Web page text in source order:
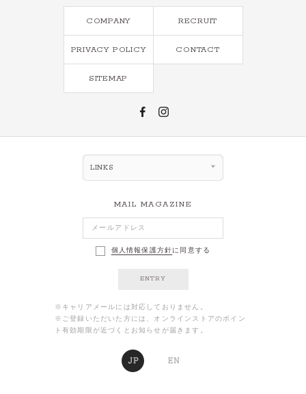
COMPANY RECRUIT
PRIVACY POLICY CONTACT
SITEMAP
LINKS
MAIL MAGAZINE
個人情報保護方針に同意する
ENTRY
※キャリアメールには対応しておりません。
※ご登録いただいた方には、オンラインストアのポイン
ト有効期限が近づくとお知らせが届きます。